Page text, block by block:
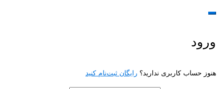
ورود
هنوز حساب کاربری ندارید؟ رایگان ثبت‌نام کنید